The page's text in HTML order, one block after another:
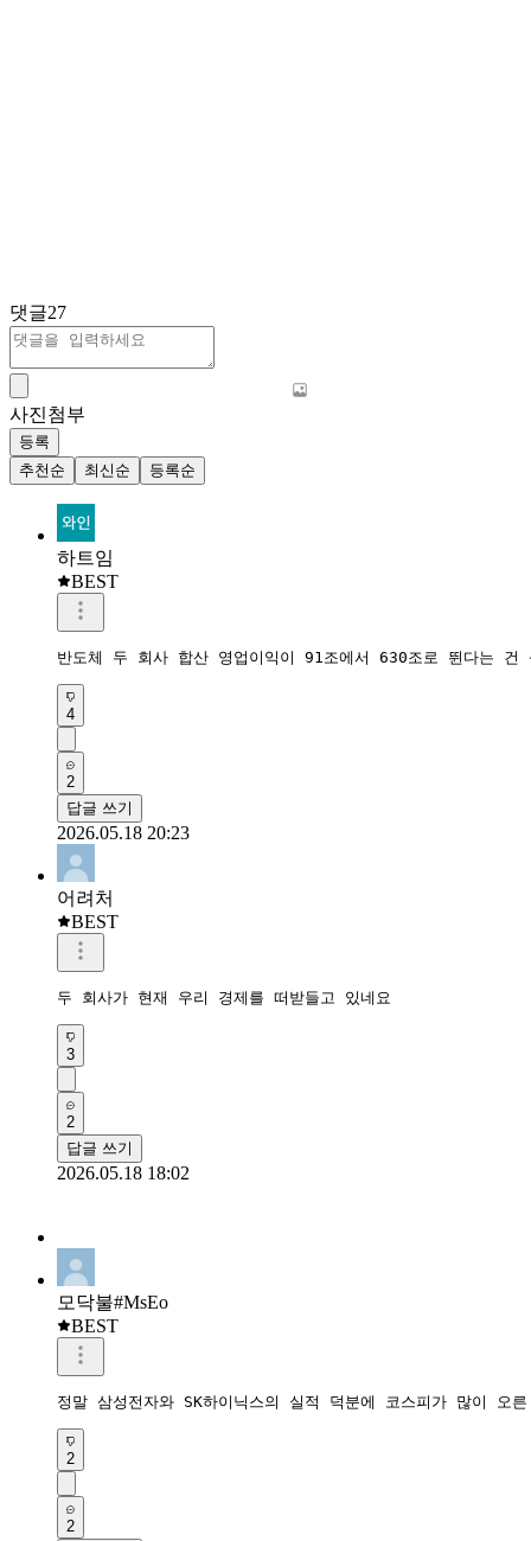
댓글27
사진첨부
등록
추천순
최신순 등록순
하트임
BEST
반도체 두 회사 합산 영업이익이 91조에서 630조로 뛴다는 건
4
2
답글 쓰기
2026.05.18 20:23
어려처
BEST
두 회사가 현재 우리 경제를 떠받들고 있네요
3
2
답글 쓰기
2026.05.18 18:02
모닥불#MsEo
BEST
정말 삼성전자와 SK하이닉스의 실적 덕분에 코스피가 많이 오
2
2